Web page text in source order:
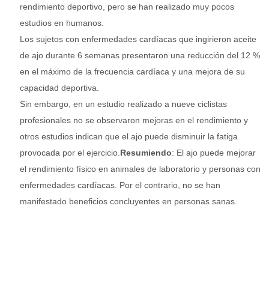
rendimiento deportivo, pero se han realizado muy pocos
estudios en humanos.
Los sujetos con enfermedades cardíacas que ingirieron aceite
de ajo durante 6 semanas presentaron una reducción del 12 %
en el máximo de la frecuencia cardíaca y una mejora de su
capacidad deportiva.
Sin embargo, en un estudio realizado a nueve ciclistas
profesionales no se observaron mejoras en el rendimiento y
otros estudios indican que el ajo puede disminuir la fatiga
provocada por el ejercicio. Resumiendo: El ajo puede mejorar
el rendimiento físico en animales de laboratorio y personas con
enfermedades cardíacas. Por el contrario, no se han
manifestado beneficios concluyentes en personas sanas.